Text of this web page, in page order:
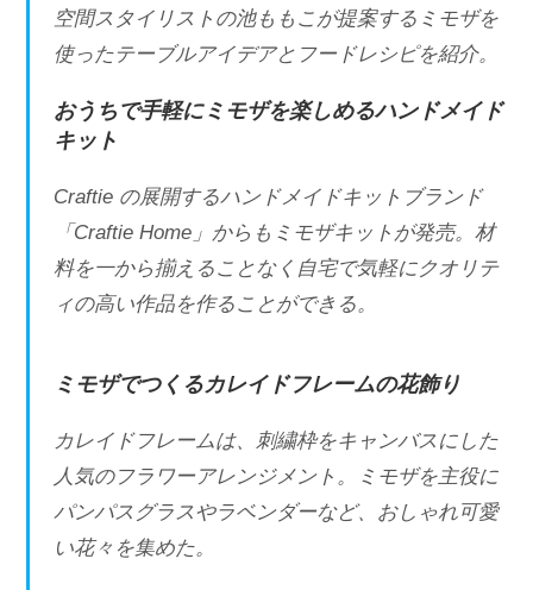
空間スタイリストの池ももこが提案するミモザを
使ったテーブルアイデアとフードレシピを紹介。
おうちで手軽にミモザを楽しめるハンドメイド
キット
Craftie の展開するハンドメイドキットブランド
「Craftie Home」からもミモザキットが発売。材
料を一から揃えることなく自宅で気軽にクオリテ
ィの高い作品を作ることができる。
ミモザでつくるカレイドフレームの花飾り
カレイドフレームは、刺繍枠をキャンバスにした
⼈気のフラワーアレンジメント。ミモザを主役に
パンパスグラスやラベンダーなど、おしゃれ可愛
い花々を集めた。